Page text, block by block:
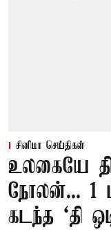
சினிமா செய்திகள்
உலகையே
நோலன்... 1
கடந்த ‘தி